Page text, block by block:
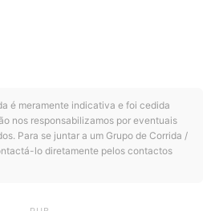
é meramente indicativa e foi cedida
nos responsabilizamos por eventuais
Para se juntar a um Grupo de Corrida /
lo diretamente pelos contactos